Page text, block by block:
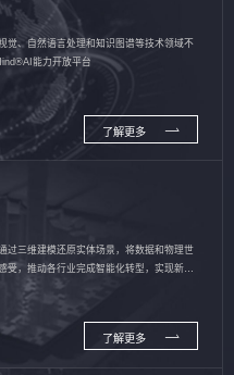
觉、自然语言处理和知识图谱等技术领域不
能力开放平台
了解更多
过三维建模还原实体场景，将数据和物理世
，推动各行业完成智能化转型，实现新旧
了解更多